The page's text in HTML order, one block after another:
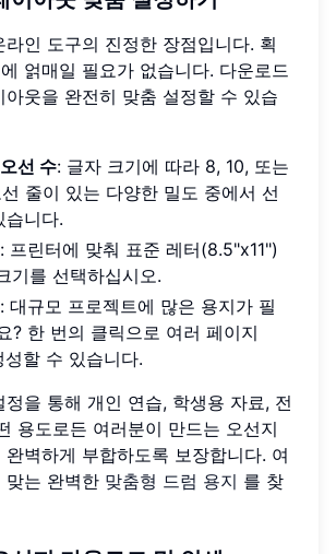
라인 도구의 진정한 장점입니다. 획
얽매일 필요가 없습니다. 다운로드
아웃을 완전히 맞춤 설정할 수 있습
선 수: 글자 크기에 따라 8, 10, 또는
줄이 있는 다양한 밀도 중에서 선
습니다.
: 프린터에 맞춰 표준 레터(8.5"x11")
기를 선택하십시오.
: 대규모 프로젝트에 많은 용지가 필
? 한 번의 클릭으로 여러 페이지
성할 수 있습니다.
정을 통해 개인 연습, 학생용 자료, 전
용도로든 여러분이 만드는 오선지
완벽하게 부합하도록 보장합니다. 여
맞는 완벽한 맞춤형 드럼 용지 를 찾